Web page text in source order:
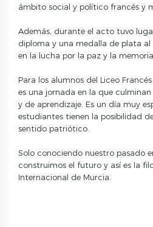
ámbito social y político francés y
Además, durante el acto tuvo
diploma y una medalla de plata
en la lucha por la paz y la
Para los alumnos del Liceo
es una jornada en la que
y de aprendizaje. Es un día muy
estudiantes tienen la posibilidad
sentido patriótico.
Solo conociendo nuestro pasado
construimos el futuro y así es la
Internacional de Murcia.